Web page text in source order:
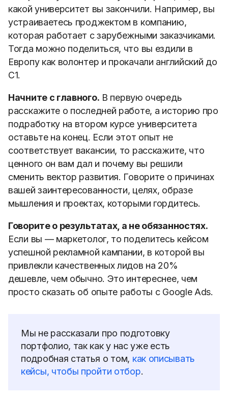
какой университет вы закончили. Например, вы
устраиваетесь проджектом в компанию,
которая работает с зарубежными заказчиками.
Тогда можно поделиться, что вы ездили в
Европу как волонтер и прокачали английский до
С1.
Начните с главного. В первую очередь
расскажите о последней работе, а историю про
подработку на втором курсе университета
оставьте на конец. Если этот опыт не
соответствует вакансии, то расскажите, что
ценного он вам дал и почему вы решили
сменить вектор развития. Говорите о причинах
вашей заинтересованности, целях, образе
мышления и проектах, которыми гордитесь.
Говорите о результатах, а не обязанностях.
Если вы — маркетолог, то поделитесь кейсом
успешной рекламной кампании, в которой вы
привлекли качественных лидов на 20%
дешевле, чем обычно. Это интереснее, чем
просто сказать об опыте работы с Google Ads.
Мы не рассказали про подготовку
портфолио, так как у нас уже есть
подробная статья о том, как описывать
кейсы, чтобы пройти отбор.